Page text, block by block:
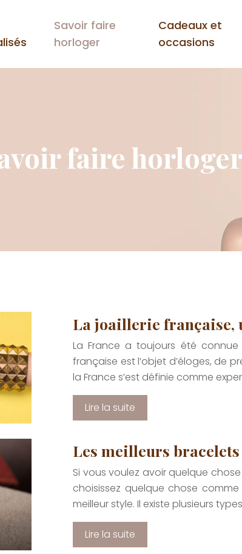
Savoir faire
horloger
Cadeaux et
occasions
faire horloger
La joaillerie
La France a toujours été
française est l’objet d’éloges, de
la France s’est définie comme
Lire la suite
Les meilleurs
Si vous voulez avoir quelque
choisissez quelque chose
meilleur style. Il existe plusieurs
Lire la suite